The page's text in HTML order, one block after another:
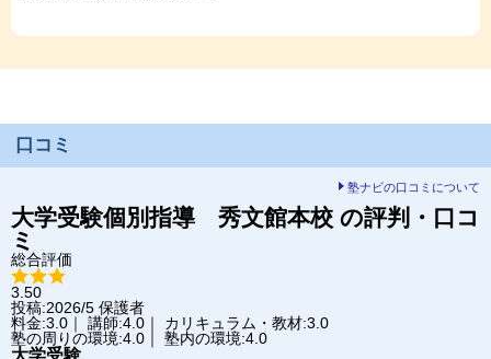
口コミ
塾ナビの口コミについて
大学受験個別指導 秀文館本校 の評判・口コ
ミ
総合評価
3.50
投稿:2026/5 保護者
料金:3.0｜ 講師:4.0｜ カリキュラム・教材:3.0
塾の周りの環境:4.0｜ 塾内の環境:4.0
大学受験